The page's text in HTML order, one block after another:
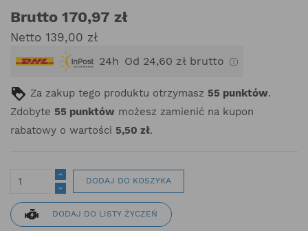
Brutto 170,97 zł
Netto 139,00 zł
24h Od 24,60 zł brutto
Za zakup tego produktu otrzymasz 55 punktów.
Zdobyte 55 punktów możesz zamienić na kupon
rabatowy o wartości 5,50 zł.
DODAJ DO KOSZYKA
DODAJ DO LISTY ŻYCZEŃ